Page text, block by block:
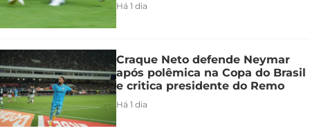
Há 1 dia
Craque Neto defende Neymar
após polêmica na Copa do Brasil
e critica presidente do Remo
Há 1 dia